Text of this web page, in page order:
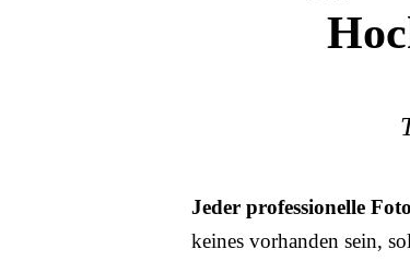
Jeder professionelle
keines vorhanden sein,